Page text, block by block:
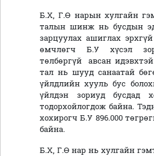
Б.Х, Г.Ө нарын хулгайн
талын шинж нь бусдын
зарцуулах ашиглах
өмчлөгч Б.У хүсэл
төлбөргүй авсан
тал нь шууд санаатай
үйлдлийн хууль бус
үйлдэн зориуд бусдад
тодорхойлогдож байна.
хохирогч Б.У 896.000
байна.
Б.Х, Г.Ө нар нь хулгайн